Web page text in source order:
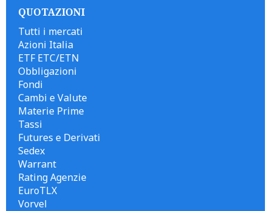
QUOTAZIONI
Tutti i mercati
Azioni Italia
ETF ETC/ETN
Obbligazioni
Fondi
Cambi e Valute
Materie Prime
Tassi
Futures e Derivati
Sedex
Warrant
Rating Agenzie
EuroTLX
Vorvel